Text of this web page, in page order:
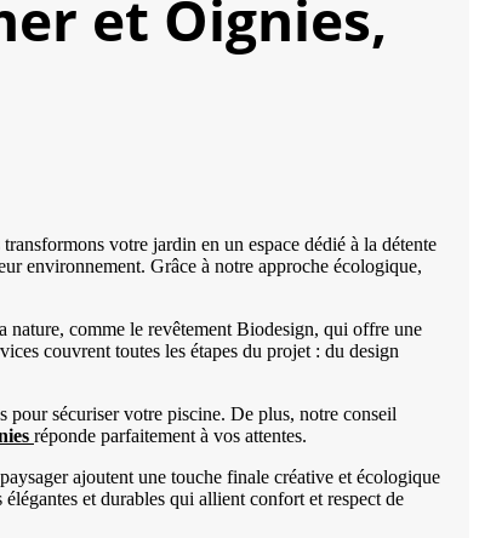
et Oignies,
votre jardin en un espace dédié à la détente
environnement. Grâce à notre approche écologique,
nature, comme le revêtement Biodesign, qui offre une
couvrent toutes les étapes du projet : du design
pour sécuriser votre piscine. De plus, notre conseil
réponde parfaitement à vos attentes.
ajoutent une touche finale créative et écologique
et durables qui allient confort et respect de